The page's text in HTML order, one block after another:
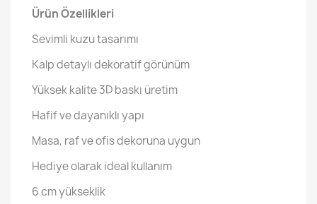
Ürün Özellikleri
Sevimli kuzu tasarımı
Kalp detaylı dekoratif görünüm
Yüksek kalite 3D baskı üretim
Hafif ve dayanıklı yapı
Masa, raf ve ofis dekoruna uygun
Hediye olarak ideal kullanım
6 cm yükseklik